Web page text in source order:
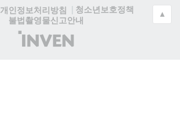
개인정보처리방침
청소년보호정책
불법촬영물신고안내
(주)
인
▲